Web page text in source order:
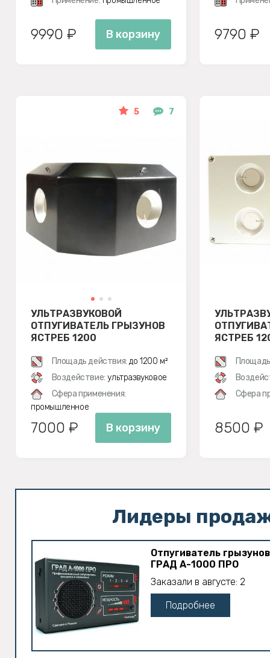
9990 ₽ В корзину 9790 ₽
5 7
УЛЬТРАЗВУКОВОЙ
ОТПУГИВАТЕЛЬ ГРЫЗУНОВ
ЯСТРЕБ 1200
Площадь действия: до 1200 м²
Воздействие: ультразвуковое
Сфера применения:
промышленное
7000 ₽ В корзину
ЯСТРЕБ
Сфера
8500 ₽
Лидеры
Отпугиватель
ГРАД А-1000 ПРО
Заказали в августе: 2
Подробнее